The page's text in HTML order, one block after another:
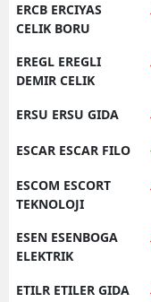
ERCB ERCIYAS
CELIK BORU
EREGL EREGLI
DEMIR CELIK
ERSU ERSU GIDA
ESCAR ESCAR FILO
ESCOM ESCORT
TEKNOLOJI
ESEN ESENBOGA
ELEKTRIK
ETILR ETILER GIDA